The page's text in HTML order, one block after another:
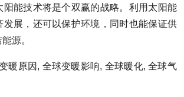
阳能技术将是个双赢的战略。利用太阳能
发展，还可以保护环境，同时也能保证供
能源。